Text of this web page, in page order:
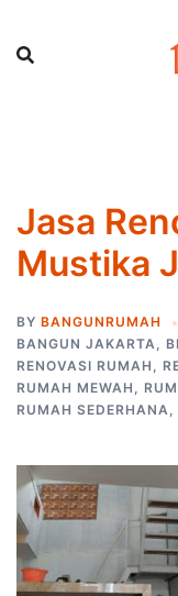
content
Jasa
Mustika
BY BANGUNRUMAH
BANGUN JAKARTA,
RENOVASI RUMAH ,
RUMAH MEWAH ,
RUMAH SEDERHANA,